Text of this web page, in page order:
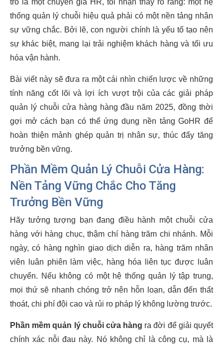
trò là một chuyên gia HR, tôi nhận thấy rõ ràng: một hệ
thống quản lý chuỗi hiệu quả phải có một nền tảng nhân
sự vững chắc. Bởi lẽ, con người chính là yếu tố tạo nên
sự khác biệt, mang lại trải nghiệm khách hàng và tối ưu
hóa vận hành.
Bài viết này sẽ đưa ra một cái nhìn chiến lược về những
tính năng cốt lõi và lợi ích vượt trội của các giải pháp
quản lý chuỗi cửa hàng hàng đầu năm 2025, đồng thời
gợi mở cách bạn có thể ứng dụng nền tảng GoHR để
hoàn thiện mảnh ghép quản trị nhân sự, thúc đẩy tăng
trưởng bền vững.
Phần Mềm Quản Lý Chuỗi Cửa Hàng:
Nền Tảng Vững Chắc Cho Tăng
Trưởng Bền Vững
Hãy tưởng tượng bạn đang điều hành một chuỗi cửa
hàng với hàng chục, thậm chí hàng trăm chi nhánh. Mỗi
ngày, có hàng nghìn giao dịch diễn ra, hàng trăm nhân
viên luân phiên làm việc, hàng hóa liên tục được luân
chuyển. Nếu không có một hệ thống quản lý tập trung,
mọi thứ sẽ nhanh chóng trở nên hỗn loạn, dẫn đến thất
thoát, chi phí đội cao và rủi ro pháp lý không lường trước.
Phần mềm quản lý chuỗi cửa hàng ra đời để giải quyết
chính xác nỗi đau này. Nó không chỉ là công cụ, mà là